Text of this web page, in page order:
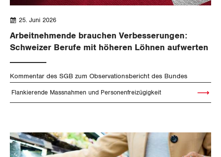
Arbeitnehmende brauchen Verbesserungen:
Schweizer Berufe mit höheren Löhnen aufwerten
25. Juni 2026
Kommentar des SGB zum Observationsbericht des Bundes
Flankierende Massnahmen und Personenfreizügigkeit